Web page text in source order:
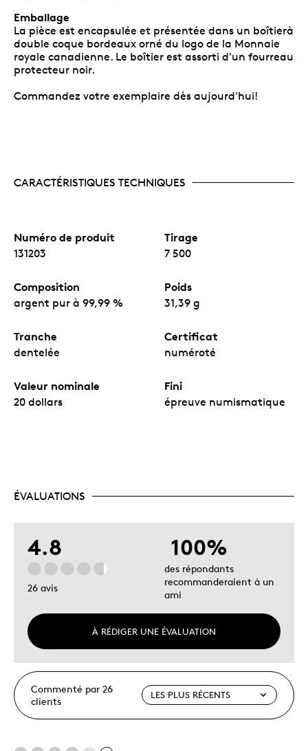
Emballage
La pièce est encapsulée et présentée dans un boîtierà
double coque bordeaux orné du logo de la Monnaie
royale canadienne. Le boîtier est assorti d'un fourreau
protecteur noir.
Commandez votre exemplaire dès aujourd'hui!
CARACTÉRISTIQUES TECHNIQUES
Numéro de produit
131203
Tirage
7 500
Composition
argent pur à 99,99 %
Poids
31,39 g
Tranche
dentelée
Certificat
numéroté
Valeur nominale
20 dollars
Fini
épreuve numismatique
ÉVALUATIONS
4.8
26 avis
À RÉDIGER UNE ÉVALUATION
100%
des répondants
recommanderaient à un
ami
Commenté par 26
clients